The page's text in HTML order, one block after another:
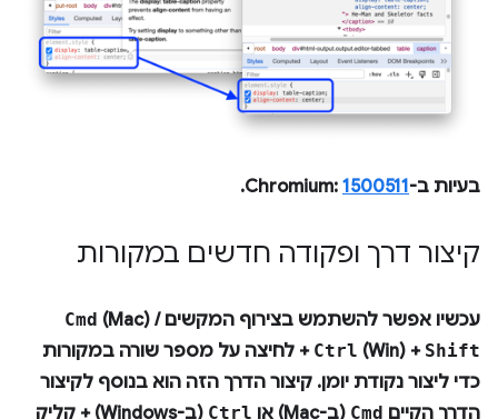
בעיות ב-Chromium:1500511
.
קיצור דרך ופקודה חדשים במקורות
עכשיו אפשר להשתמש בצירוף המקשים Cmd (Mac) /
Ctrl (Win) + Shift + לחיצה על מספר שורה במקורות
כדי ליצור נקודת יומן. קיצור הדרך הזה הוא בנוסף לקיצור
הדרך הקיים Cmd (ב-Mac) או Ctrl
(ב-Windows) + קליק